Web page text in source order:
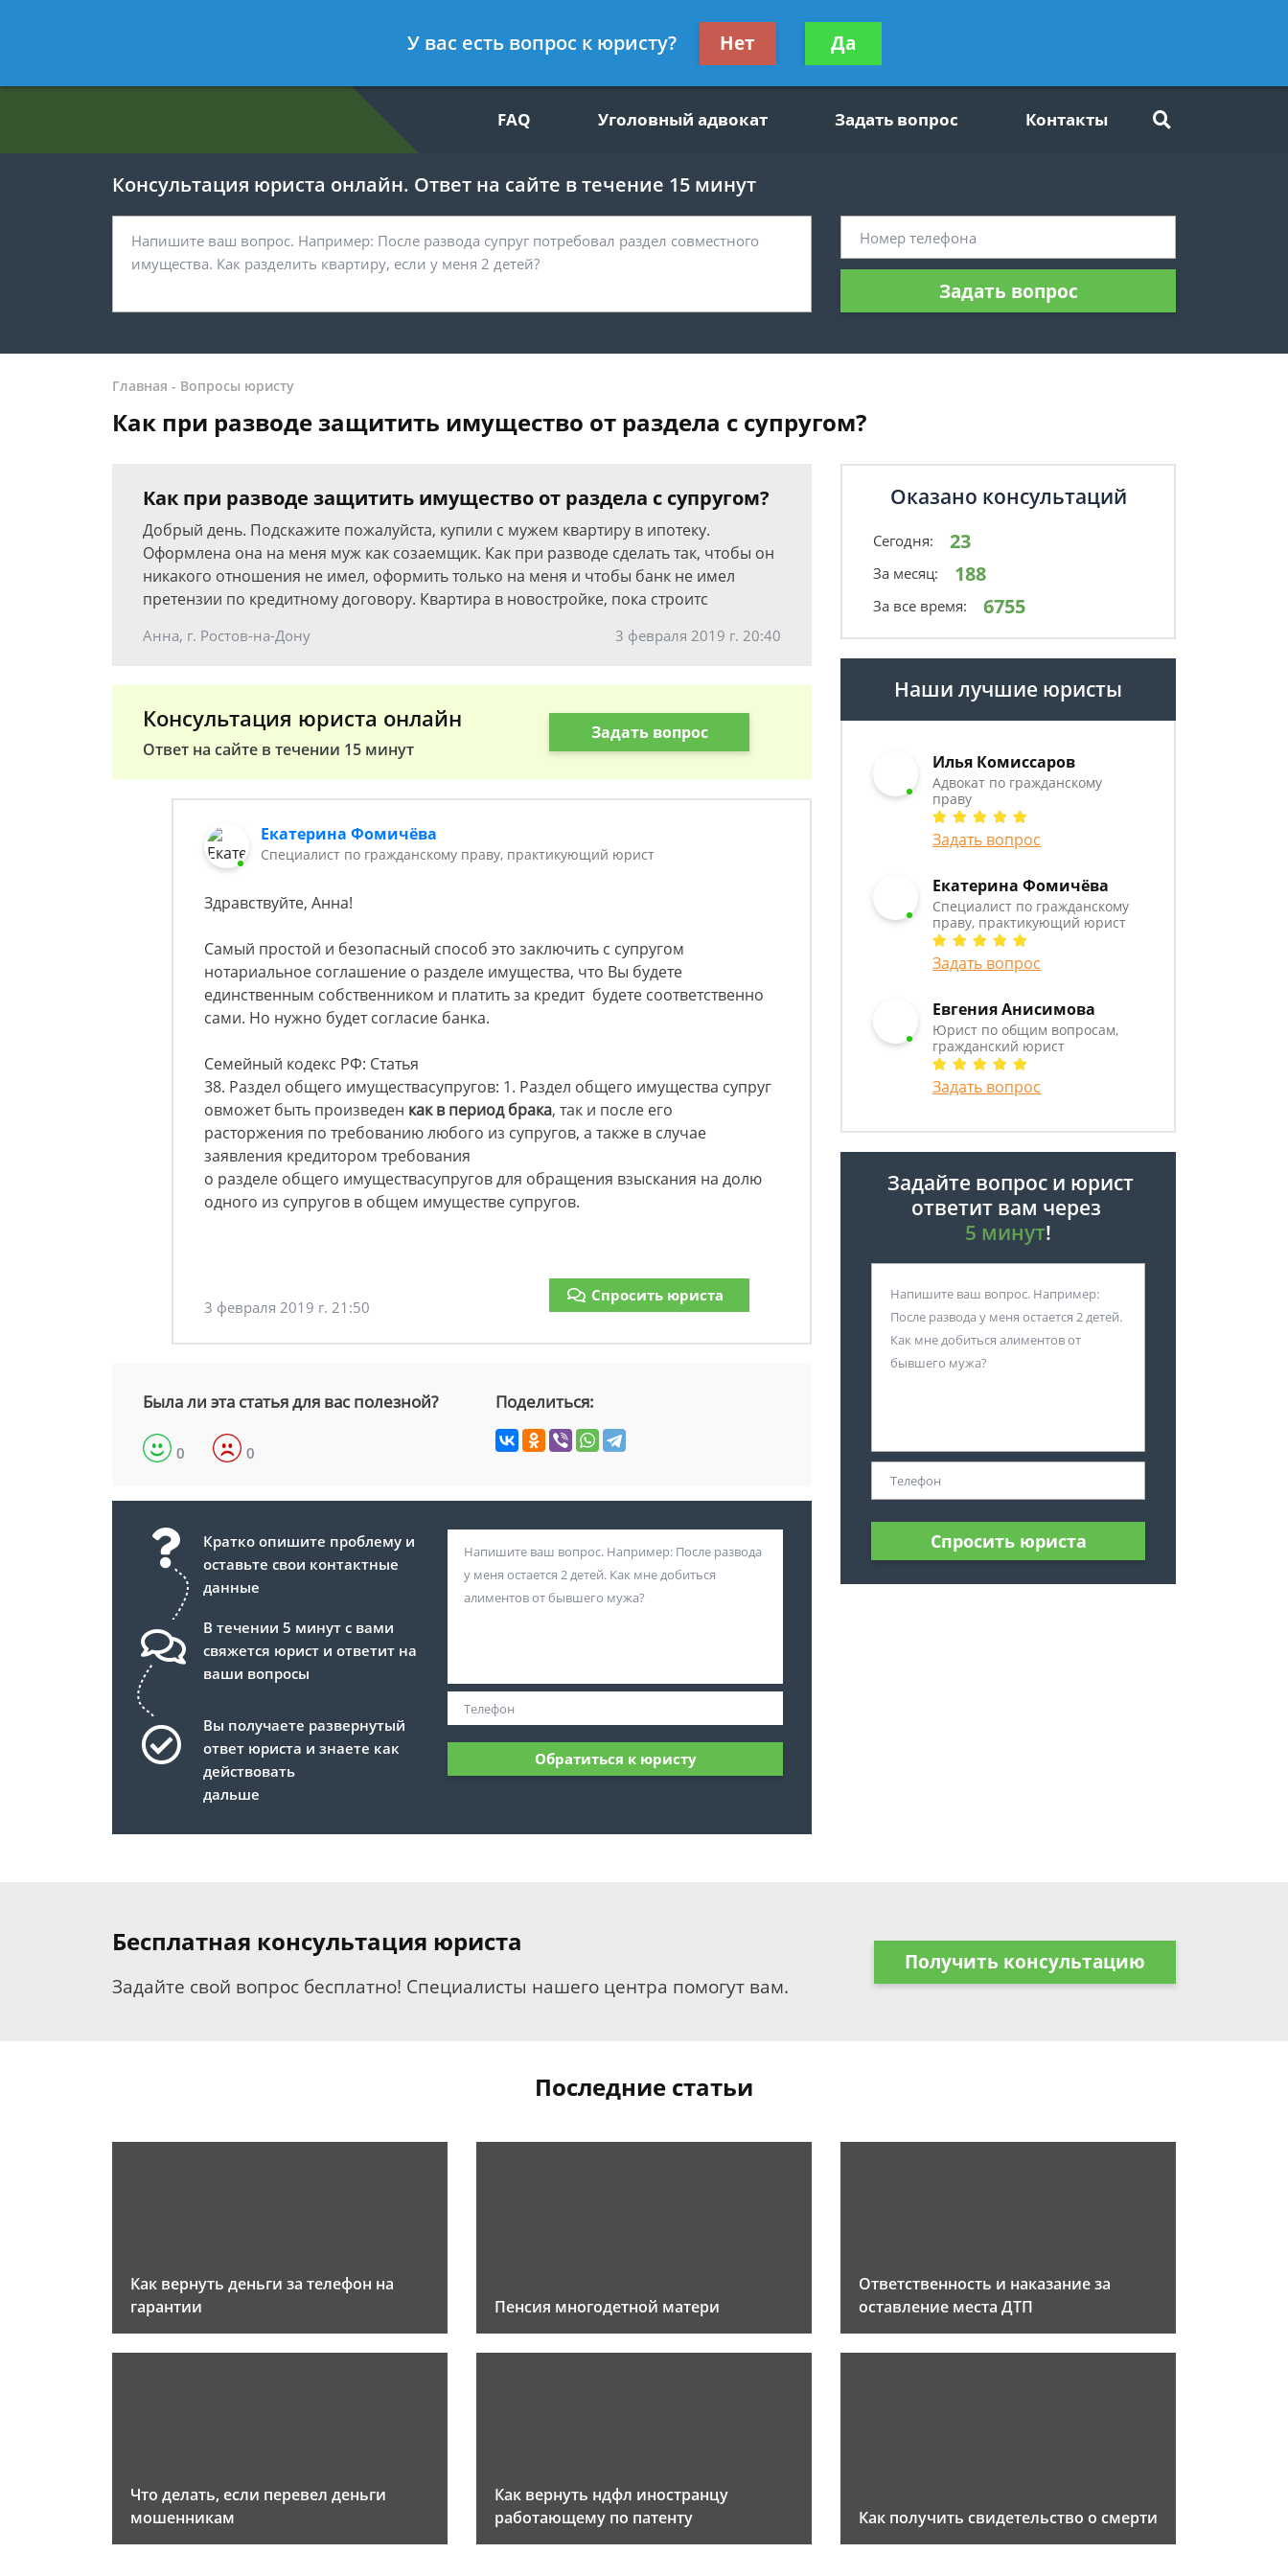
- Юрист по общим вопросам, гражданский юрист
Получите консультацию
бесплатно
FAQ Уголовный адвокат Задать вопрос Контакты
Консультация юриста онлайн. Ответ на сайте в течение 15 минут
Задать вопрос
Главная - Вопросы юристу
Как при разводе защитить имущество от раздела с супругом?
Как при разводе защитить имущество от раздела с супругом?
Добрый день. Подскажите пожалуйста, купили с мужем квартиру в ипотеку.
Оформлена она на меня муж как созаемщик. Как при разводе сделать так, чтобы он
никакого отношения не имел, оформить только на меня и чтобы банк не имел
претензии по кредитному договору. Квартира в новостройке, пока строитс
Анна, г. Ростов-на-Дону 3 февраля 2019 г. 20:40
Консультация юриста онлайн
Ответ на сайте в течении 15 минут
Задать вопрос
Екатерина Фомичёва
Специалист по гражданскому праву, практикующий юрист
Здравствуйте, Анна!
Самый простой и безопасный способ это заключить с супругом
нотариальное соглашение о разделе имущества, что Вы будете
единственным собственником и платить за кредит будете соответственно
сами. Но нужно будет согласие банка.
Семейный кодекс РФ: Статья
38. Раздел общего имуществасупругов: 1. Раздел общего имущества супруг
овможет быть произведен как в период брака, так и после его
расторжения по требованию любого из супругов, а также в случае
заявления кредитором требования
о разделе общего имуществасупругов для обращения взыскания на долю
одного из супругов в общем имуществе супругов.
3 февраля 2019 г. 21:50
Спросить юриста
Была ли эта статья для вас полезной?
0 0
Поделиться:
Кратко опишите проблему и
оставьте свои контактные
данные
В течении 5 минут с вами
свяжется юрист и ответит на
ваши вопросы
Вы получаете развернутый
ответ юриста и знаете как
действовать
дальше
Обратиться к юристу
Оказано консультаций
Сегодня: 23
За месяц: 188
За все время: 6755
Наши лучшие юристы
Илья Комиссаров
Адвокат по гражданскому
праву
Задать вопрос
Екатерина Фомичёва
Специалист по гражданскому
праву, практикующий юрист
Задать вопрос
Евгения Анисимова
Юрист по общим вопросам,
гражданский юрист
Задать вопрос
Задайте вопрос и юрист
ответит вам через
5 минут!
Спросить юриста
Бесплатная консультация юриста
Задайте свой вопрос бесплатно! Специалисты нашего центра помогут вам.
Получить консультацию
Последние статьи
Как вернуть деньги за телефон на
гарантии
Пенсия многодетной матери
Ответственность и наказание за
оставление места ДТП
Что делать, если перевел деньги
мошенникам
Как вернуть ндфл иностранцу
работающему по патенту
Как получить свидетельство о смерти
У вас есть вопрос к юристу? Нет Да